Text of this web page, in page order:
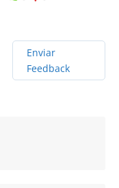
Enviar
Feedback